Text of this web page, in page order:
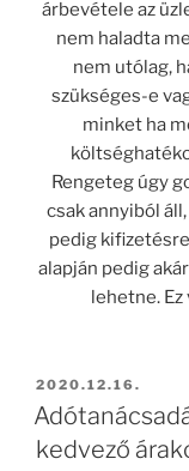
árbevétele az
nem haladta
nem utólag,
szükséges-e
minket ha
Rengeteg úgy
csak annyiból
pedig
alapján pedig
lehetne.
BEKÜLDVE:
2020.12.16.
kedvező